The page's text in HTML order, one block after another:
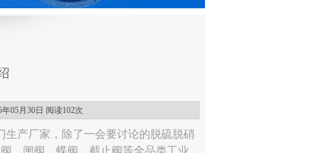
05月30日 阅读102次
生产厂家，除了一会要讨论的脱硫脱硝
、闸阀、蝶阀、截止阀等全品类工业